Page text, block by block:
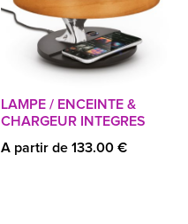
LAMPE / ENCEINTE &
CHARGEUR INTEGRES
A partir de 133.00 €